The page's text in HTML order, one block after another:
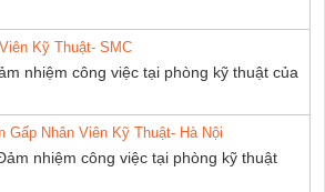
Kỹ Thuật- SMC
nhiệm công việc tại phòng kỹ thuật của
Gấp Nhân Viên Kỹ Thuật- Hà Nội
nhiệm công việc tại phòng kỹ thuật